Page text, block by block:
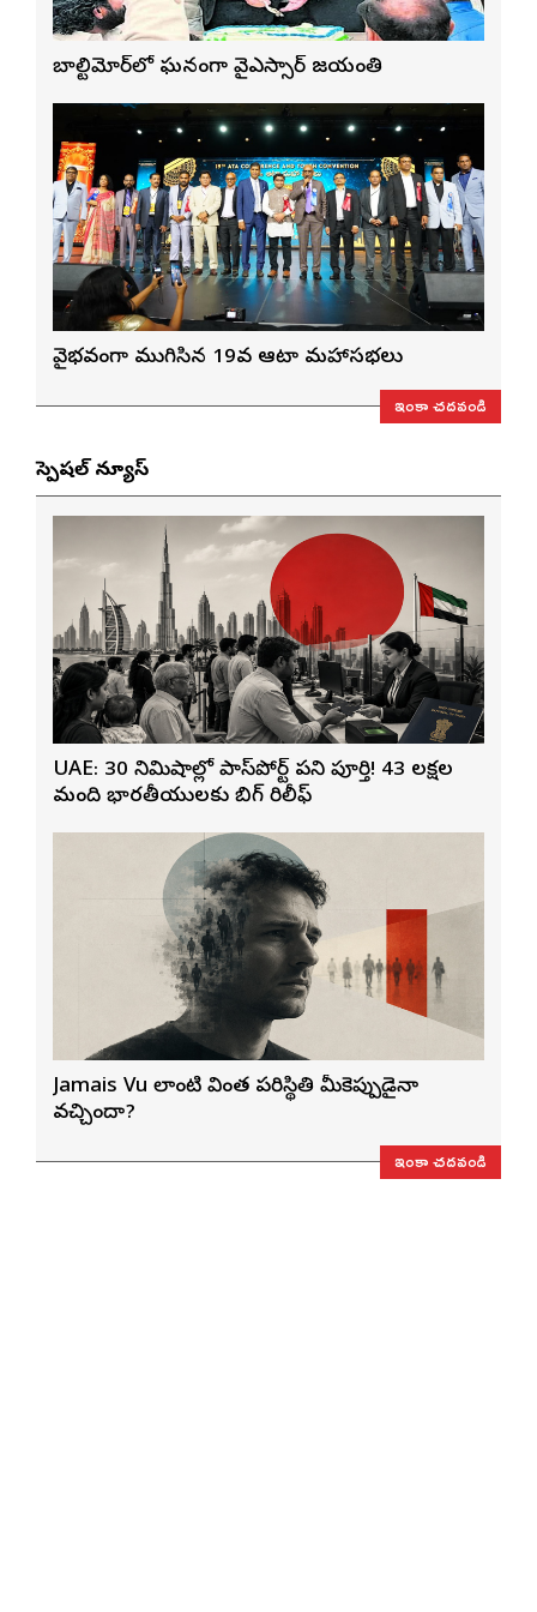
బాల్టిమోర్‌లో ఘనంగా వైఎస్సార్‌ జయంతి
వైభవంగా ముగిసిన 19వ ఆటా మహాసభలు
ఇంకా చదవండి
స్పెషల్ న్యూస్
UAE: 30 నిమిషాల్లో పాస్‌పోర్ట్ పని పూర్తి! 43 లక్షల
మంది భారతీయులకు బిగ్ రిలీఫ్
Jamais Vu లాంటి వింత పరిస్థితి మీకెప్పుడైనా
వచ్చిందా?
ఇంకా చదవండి